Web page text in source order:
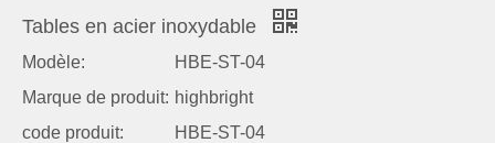
Tables en acier inoxydable
Modèle:
HBE-ST-04
Marque de produit: highbright
code produit:
HBE-ST-04